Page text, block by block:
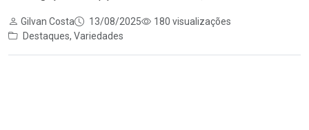
Gilvan Costa 13/08/2025
180 visualizações
Destaques, Variedades